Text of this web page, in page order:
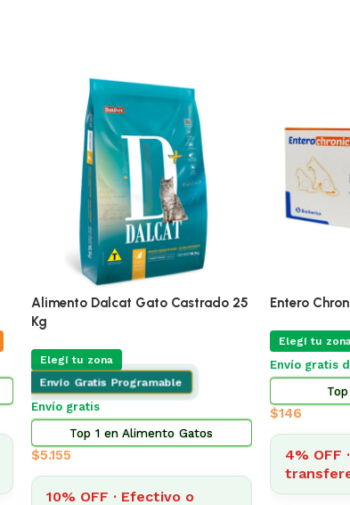
Adipred Prednisolna 20 Mg Blister
X 10 Comprimidos
Elegí tu zona
Envío gratis desde $2.500
Top 3 en Farmacia
4% OFF · Efectivo o
transferencia: $309
Kg Mas
Varios
Elegí tu zona
Top 5
$3.238 $